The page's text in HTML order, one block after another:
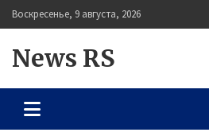
Перейти
к
Воскресенье, 9 августа, 2026
News RS